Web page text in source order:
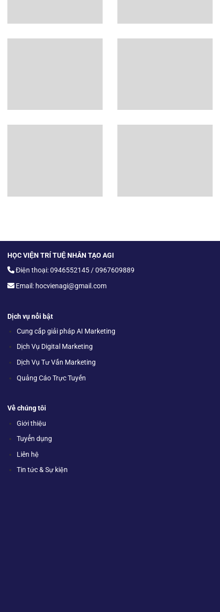
HỌC VIỆN TRÍ TUỆ NHÂN TẠO AGI
Điện thoại: 0946552145 / 0967609889
Email: hocvienagi@gmail.com
Dịch vụ nổi bật
Cung cấp giải pháp AI Marketing
Dịch Vụ Digital Marketing
Dịch Vụ Tư Vấn Marketing
Quảng Cáo Trực Tuyến
Về chúng tôi
Giới thiệu
Tuyển dụng
Liên hệ
Tin tức & Sự kiện